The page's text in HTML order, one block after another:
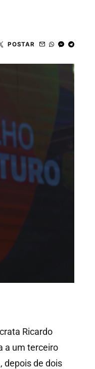
POSTAR
Ricardo
a um terceiro
depois de dois